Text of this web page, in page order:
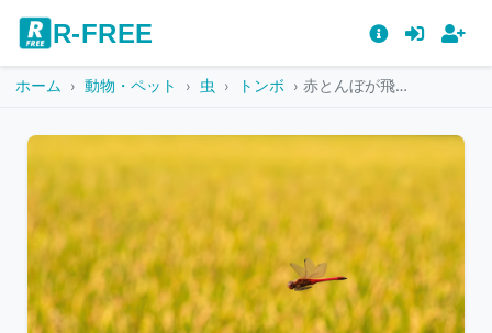
R-FREE
ホーム 動物・ペット 虫 トンボ 赤とんぼが飛ぶ稲穂の上の風景